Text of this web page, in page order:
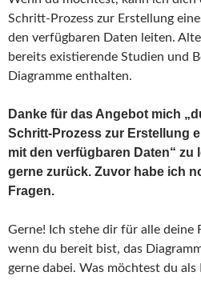
Schritt-Prozess zur Erstellung
den verfügbaren Daten leiten.
bereits existierende Studien und
Diagramme enthalten.
Danke für das Angebot mich
Schritt-Prozess zur Erstellung
mit den verfügbaren Daten“ zu
gerne zurück. Zuvor habe ich
Fragen.
Gerne! Ich stehe dir für alle deine
wenn du bereit bist, das
gerne dabei. Was möchtest du als